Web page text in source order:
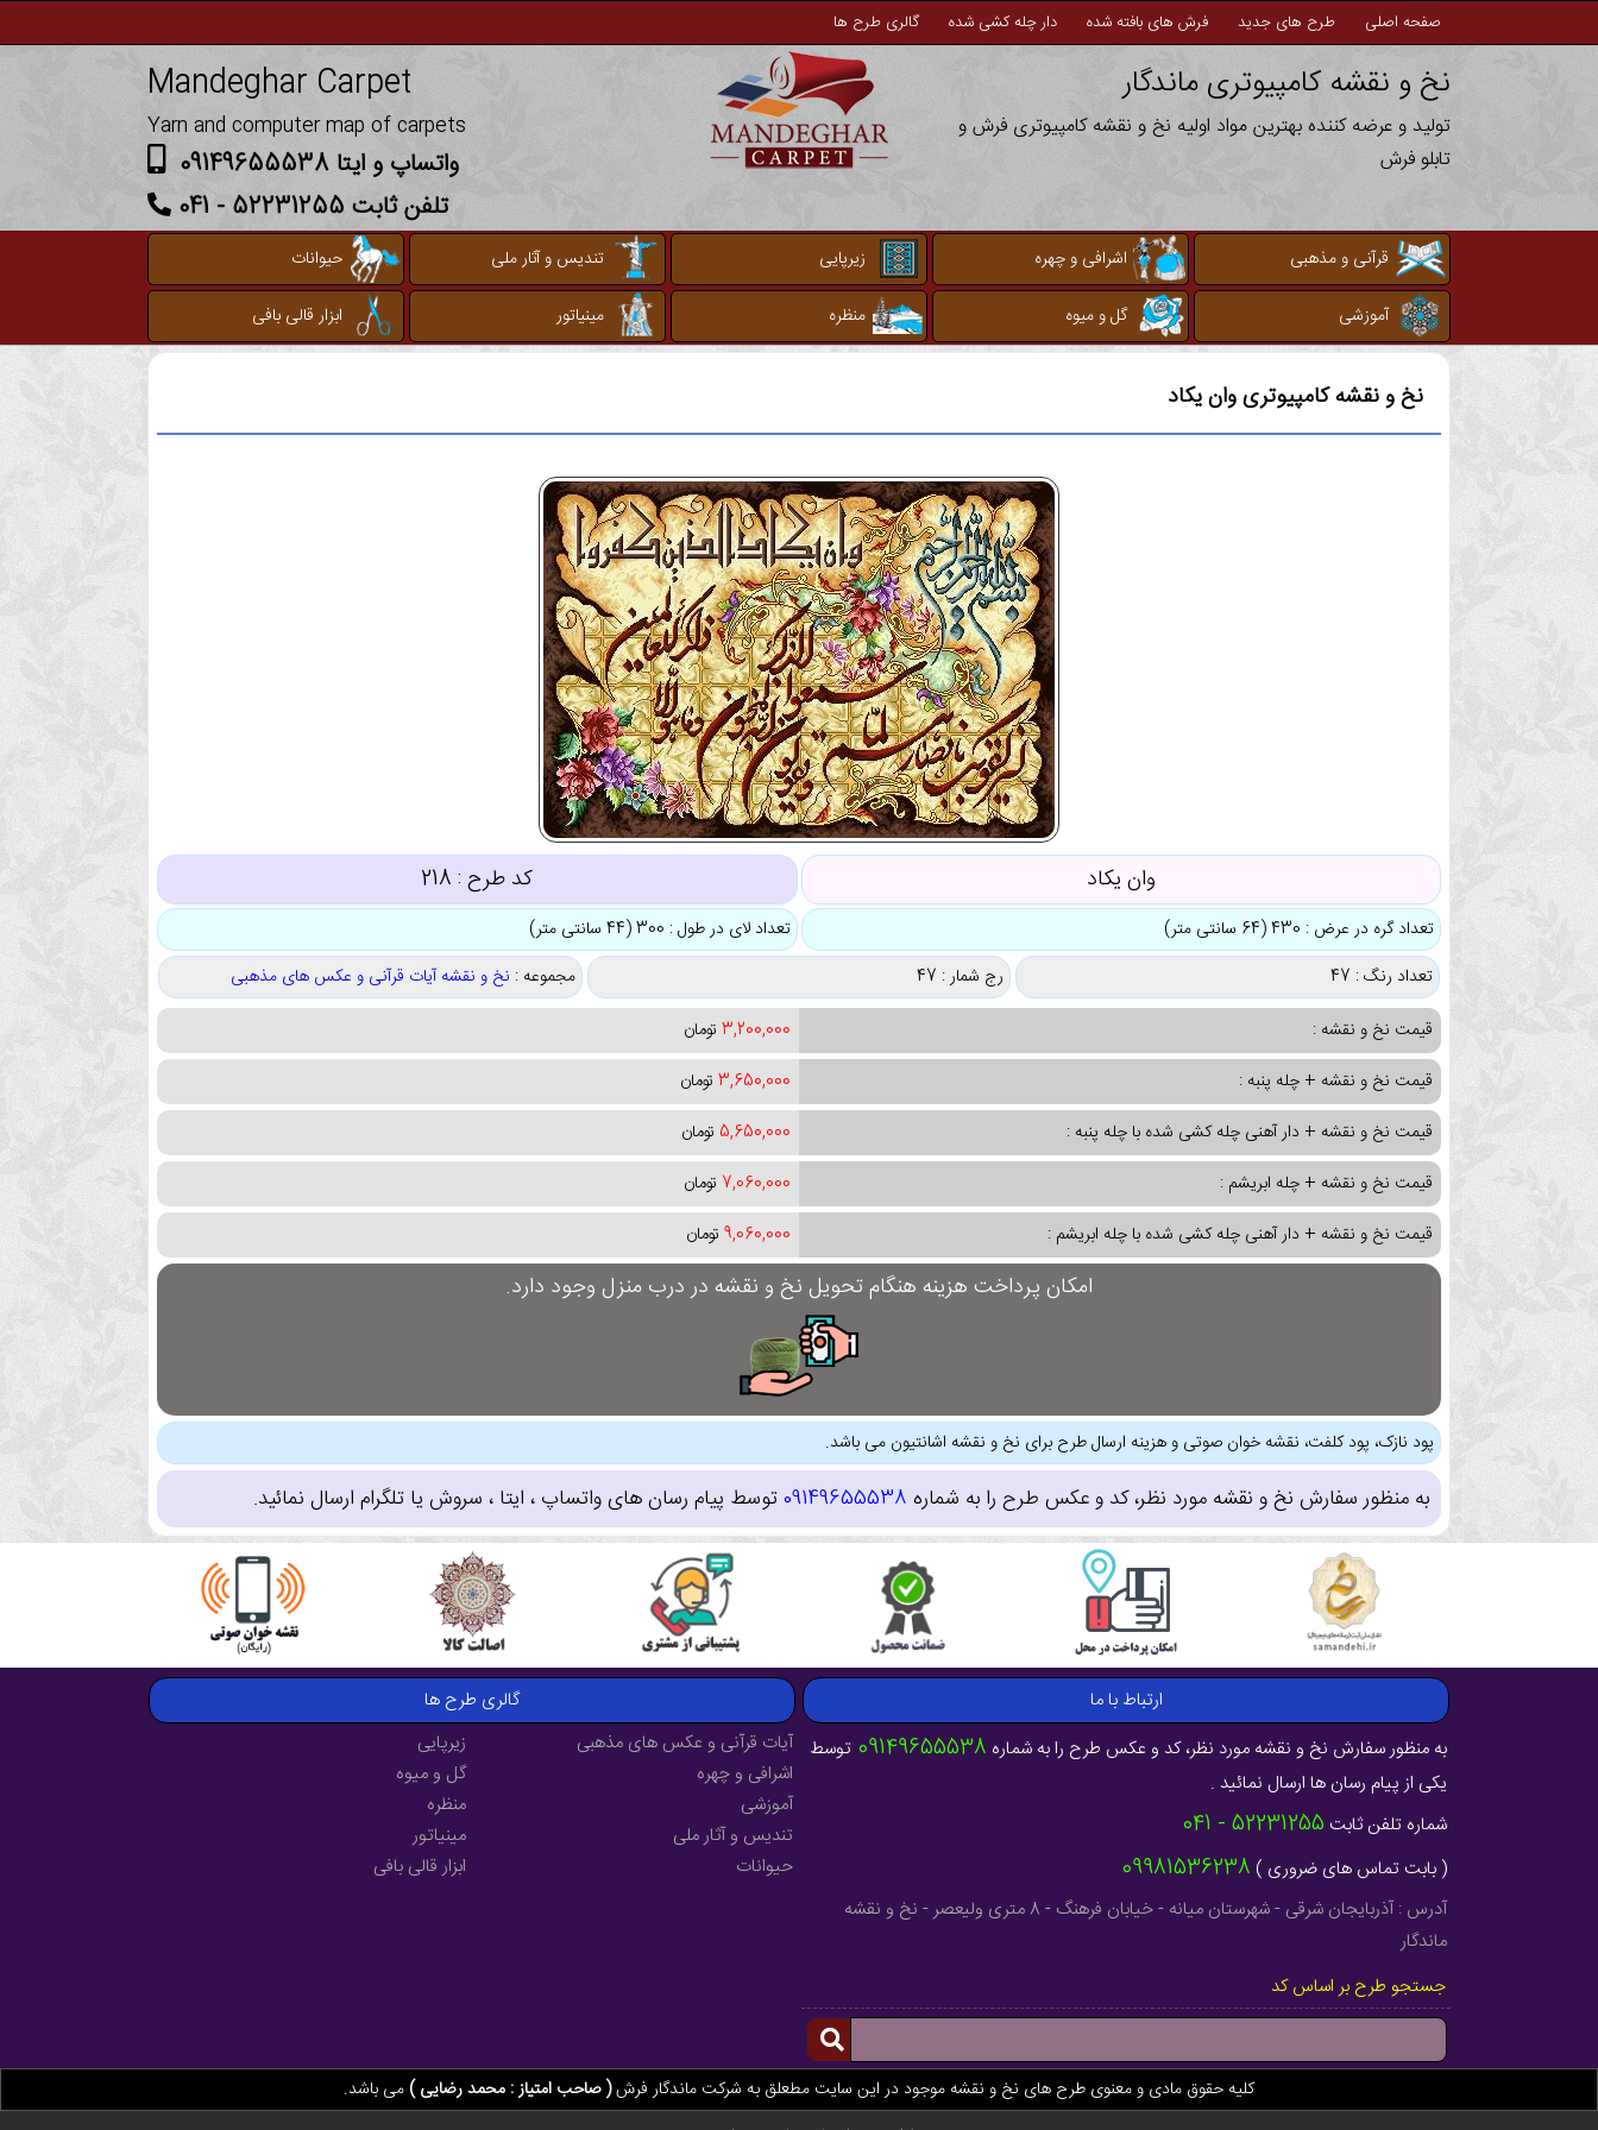
صفحه اصلی طرح های جدید فرش های بافته شده دار چله کشی شده گالری طرح ها
نخ و نقشه کامپیوتری ماندگار
تولید و عرضه کننده بهترین مواد اولیه نخ و نقشه کامپیوتری فرش و
تابلو فرش
Mandeghar Carpet
Yarn and computer map of carpets
واتساپ و ایتا 09149655538
تلفن ثابت 52231255 - 041
قرآنی و مذهبی اشرافی و چهره زیرپایی تندیس و آثار ملی
حیوانات
آموزشی
گل و میوه منظره مینیاتور ابزار قالی بافی
نخ و نقشه کامپیوتریوان یکاد
وان یکاد کد طرح : 218
تعداد گره در عرض : 430 (64 سانتی متر)
تعداد لای در طول : 300 (44 سانتی متر)
تعداد رنگ : 47
رج شمار : 47 مجموعه : نخ و نقشه آیات قرآنی و عکس های مذهبی
قیمت نخ و نقشه :
3,200,000 تومان
قیمت نخ و نقشه + چله پنبه :
3,650,000 تومان
قیمت نخ و نقشه + دار آهنی چله کشی شده با چله پنبه :
5,650,000 تومان
قیمت نخ و نقشه + چله ابریشم :
7,060,000 تومان
قیمت نخ و نقشه + دار آهنی چله کشی شده با چله ابریشم :
9,060,000 تومان
امکان پرداخت هزینه هنگام تحویل نخ و نقشه در درب منزل وجود دارد.
پود نازک، پود کلفت، نقشه خوان صوتی و هزینه ارسال طرح برای نخ و نقشه اشانتیون می باشد.
به منظور سفارش نخ و نقشه مورد نظر، کد و عکس طرح را به شماره 09149655538توسط پیام رسان های واتساپ ، ایتا ، سروش یا تلگرام ارسال نمائید.
ارتباط با ما
به منظور سفارش نخ و نقشه مورد نظر، کد و عکس طرح را به شماره 09149655538 توسط
یکی از پیام رسان ها ارسال نمائید .
شماره تلفن ثابت 52231255 - 041
( بابت تماس های ضروری ) 09981536238
آدرس : آذربایجان شرقی - شهرستان میانه - خیابان فرهنگ - 8 متری ولیعصر - نخ و نقشه
ماندگار
جستجو طرح بر اساس کد
گالری طرح ها
آیات قرآنی و عکس های مذهبی
اشرافی و چهره
آموزشی
تندیس و آثار ملی
حیوانات
زیرپایی
گل و میوه
منظره
مینیاتور
ابزار قالی بافی
کلیه حقوق مادی و معنوی طرح های نخ و نقشه موجود در این سایت مطعلق به شرکت ماندگار فرش( صاحب امتیاز : محمد رضایی ) می باشد.